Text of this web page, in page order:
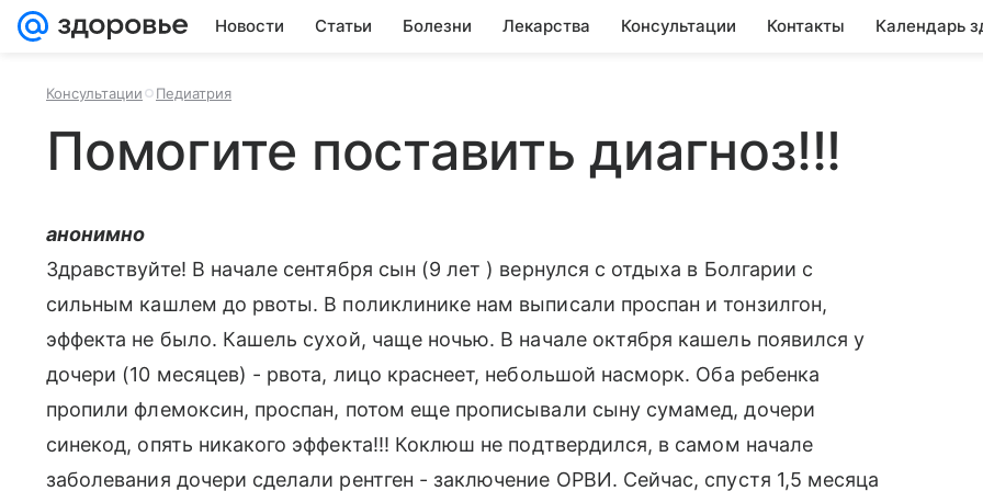
Новости Статьи Болезни Лекарства Консультации Контакты Календарь
Консультации Педиатрия
Помогите поставить диагноз!!!
анонимно
Здравствуйте! В начале сентября сын (9 лет ) вернулся с отдыха в Болгарии с
сильным кашлем до рвоты. В поликлинике нам выписали проспан и тонзилгон,
эффекта не было. Кашель сухой, чаще ночью. В начале октября кашель появился у
дочери (10 месяцев) - рвота, лицо краснеет, небольшой насморк. Оба ребенка
пропили флемоксин, проспан, потом еще прописывали сыну сумамед, дочери
синекод, опять никакого эффекта!!! Коклюш не подтвердился, в самом начале
заболевания дочери сделали рентген - заключение ОРВИ. Сейчас, спустя 1,5 месяца